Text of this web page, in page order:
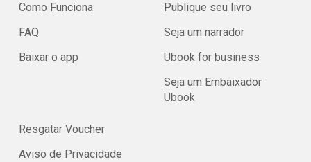
Como Funciona
FAQ
Baixar o app
Publique seu livro
Seja um narrador
Ubook for business
Seja um Embaixador
Ubook
Resgatar Voucher
Aviso de Privacidade